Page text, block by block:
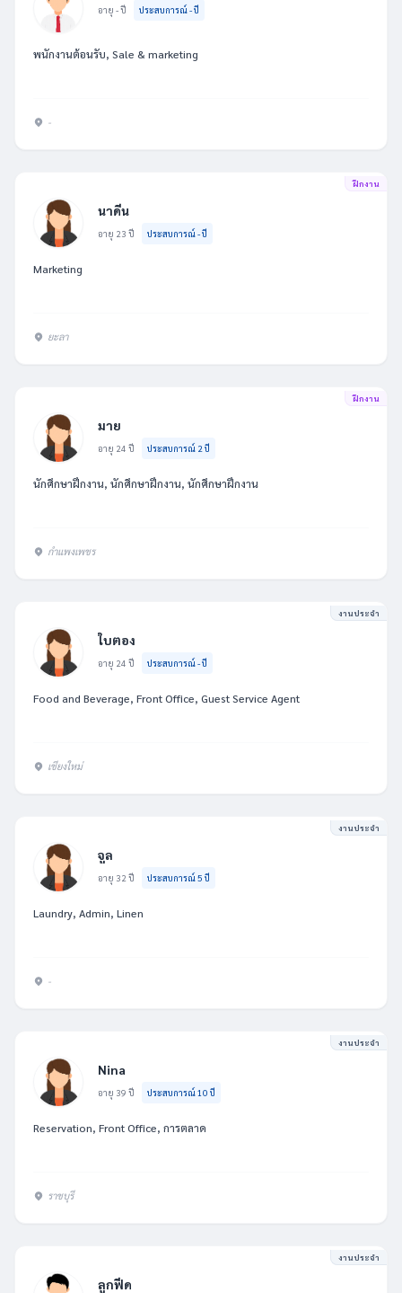
อายุ - ปี ประสบการณ์ - ปี
พนักงานต้อนรับ, Sale & marketing
-
ฝึกงาน
นาดีน
อายุ 23 ปี ประสบการณ์ - ปี
Marketing
ยะลา
ฝึกงาน
มาย
อายุ 24 ปี ประสบการณ์ 2 ปี
นักศึกษาฝึกงาน, นักศึกษาฝึกงาน, นักศึกษาฝึกงาน
กำแพงเพชร
งานประจำ
ใบตอง
อายุ 24 ปี ประสบการณ์ - ปี
Food and Beverage, Front Office, Guest Service Agent
เชียงใหม่
งานประจำ
จูล
อายุ 32 ปี ประสบการณ์ 5 ปี
Laundry, Admin, Linen
-
งานประจำ
Nina
อายุ 39 ปี ประสบการณ์ 10 ปี
Reservation, Front Office, การตลาด
ราชบุรี
งานประจำ
ลูกฟีด